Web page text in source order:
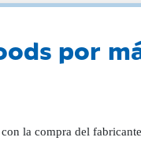
por
la compra del